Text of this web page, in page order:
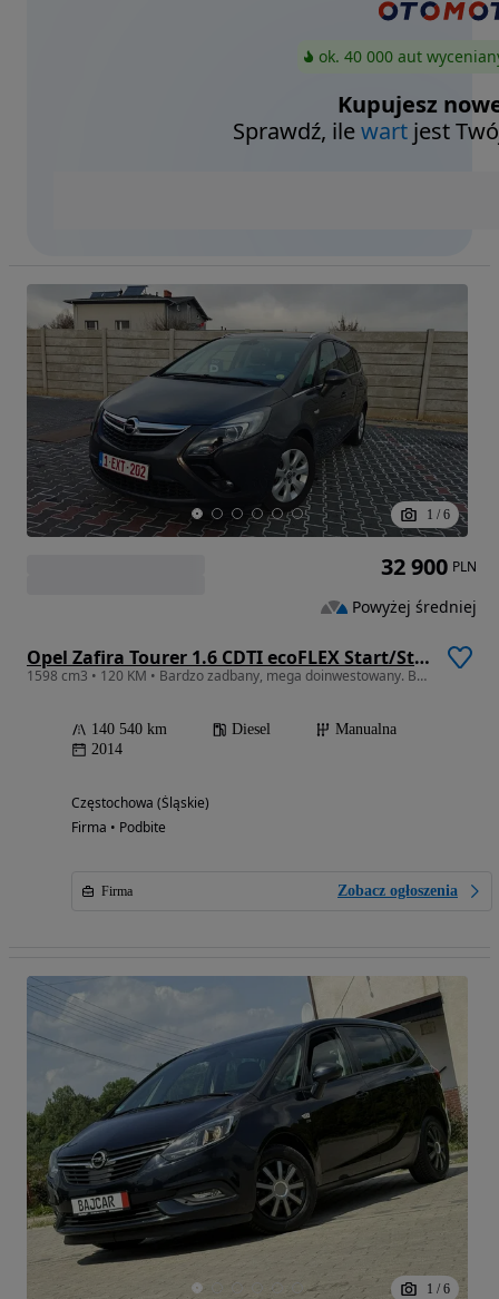
ok. 40 000 aut
Kupujesz
Sprawdź, ilewart jest
1 / 6
Opel Zafira Tourer 1.6 CDTI ecoFLEX Start/Stop Business Innovation
1598 cm3 • 120 KM • Bardzo zadbany, mega doinwestowany. Bez wkładu.
140 540 km Diesel
Manualna
2014
Częstochowa (Śląskie)
Firma • Podbite
Firma Zobacz ogłoszenia
32 900 PLN
Powyżej średniej
1 / 6